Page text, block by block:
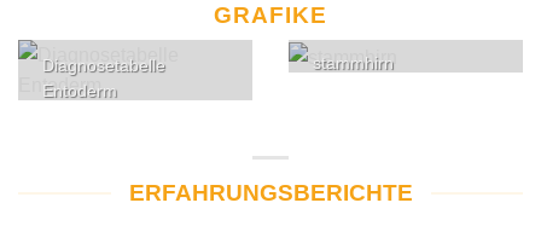
GRAFIKE
Diagnosetabelle
Entoderm
stammhirn
ERFAHRUNGSBERICHTE